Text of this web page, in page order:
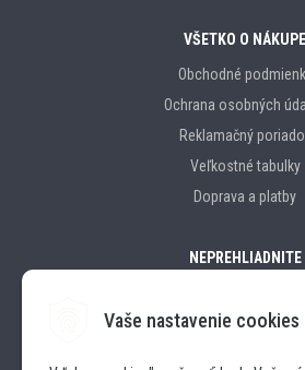
Vaše nastavenie cookies
VŠETKO O NÁKUPE
Obchodné
Ochrana osobných
Reklamačný
Veľkostné tabulky
Doprava a platby
NEPREHLIADNITE